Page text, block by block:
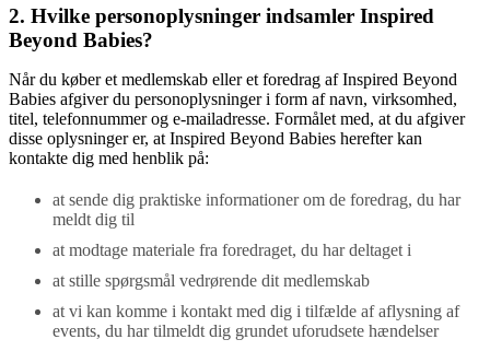
2. Hvilke personoplysninger indsamler Inspired
Beyond Babies?
Når du køber et medlemskab eller et foredrag af Inspired Beyond
Babies afgiver du personoplysninger i form af navn, virksomhed,
titel, telefonnummer og e-mailadresse. Formålet med, at du afgiver
disse oplysninger er, at Inspired Beyond Babies herefter kan
kontakte dig med henblik på:
at sende dig praktiske informationer om de foredrag, du har
meldt dig til
at modtage materiale fra foredraget, du har deltaget i
at stille spørgsmål vedrørende dit medlemskab
at vi kan komme i kontakt med dig i tilfælde af aflysning af
events, du har tilmeldt dig grundet uforudsete hændelser